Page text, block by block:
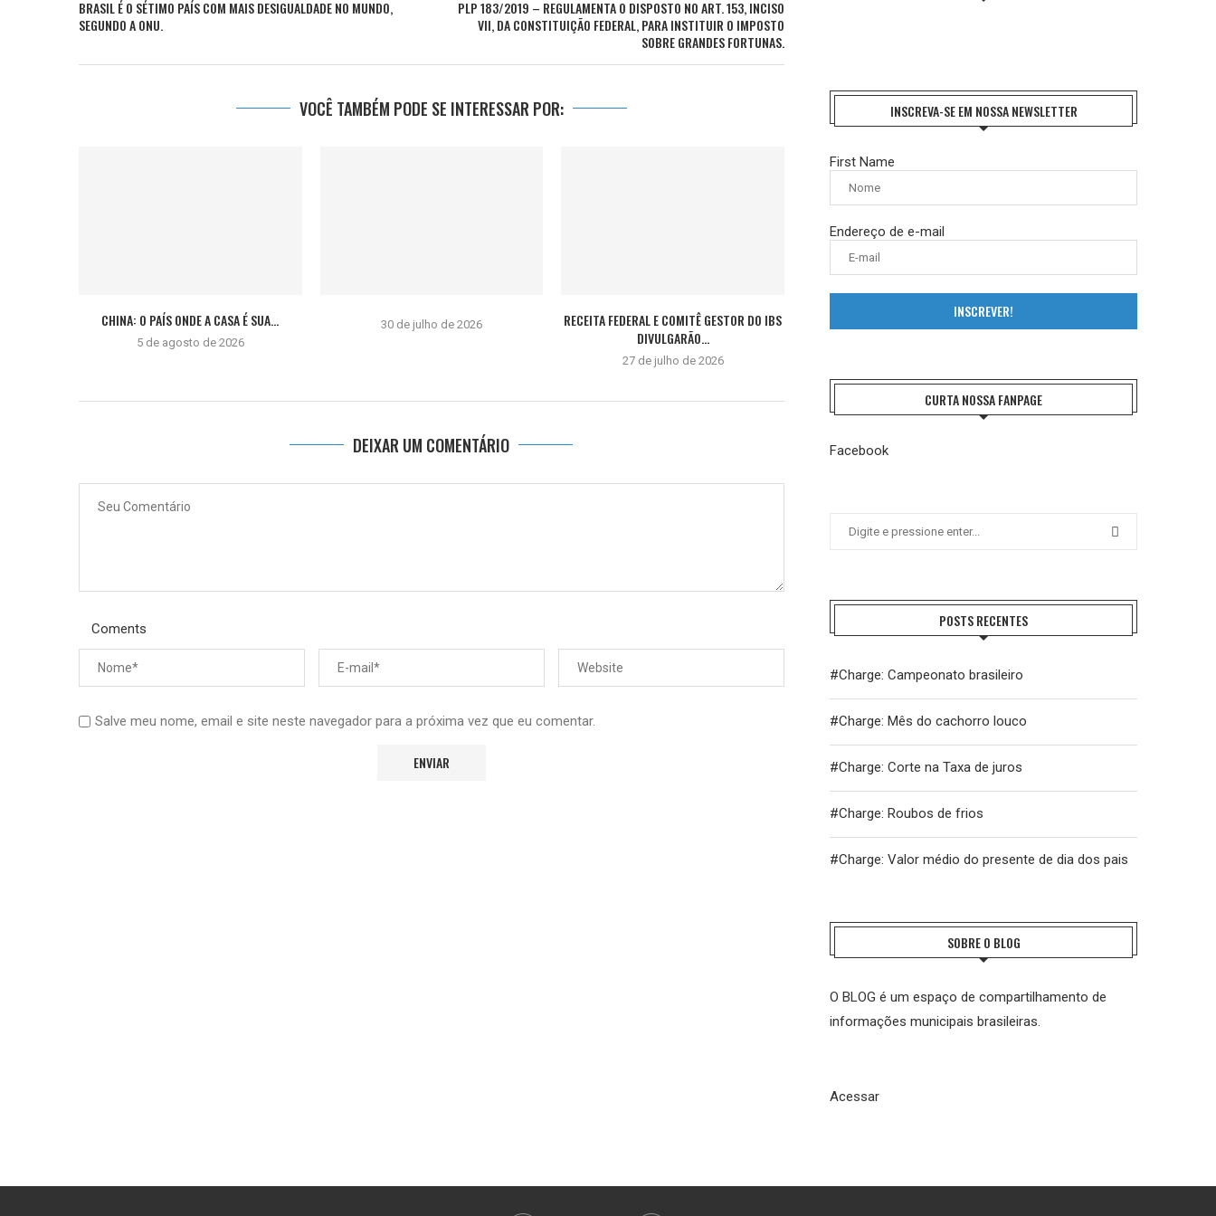
BRASIL É O SÉTIMO PAÍS COM MAIS DESIGUALDADE NO MUNDO,
SEGUNDO A ONU.
PLP 183/2019 – REGULAMENTA O DISPOSTO NO ART. 153, INCISO
VII, DA CONSTITUIÇÃO FEDERAL, PARA INSTITUIR O IMPOSTO
SOBRE GRANDES FORTUNAS.
VOCÊ TAMBÉM PODE SE INTERESSAR POR:
CHINA: O PAÍS ONDE A CASA É SUA...
5 de agosto de 2026
30 de julho de 2026
RECEITA FEDERAL E COMITÊ GESTOR DO IBS
DIVULGARÃO...
27 de julho de 2026
DEIXAR UM COMENTÁRIO
Coments
Salve meu nome, email e site neste navegador para a próxima vez que eu comentar.
INSCREVA-SE EM NOSSA NEWSLETTER
First Name
Endereço de e-mail
INSCREVER!
CURTA NOSSA FANPAGE
Facebook
POSTS RECENTES
#Charge: Campeonato brasileiro
#Charge: Mês do cachorro louco
#Charge: Corte na Taxa de juros
#Charge: Roubos de frios
#Charge: Valor médio do presente de dia dos pais
SOBRE O BLOG
O BLOG é um espaço de compartilhamento de
informações municipais brasileiras.
Acessar